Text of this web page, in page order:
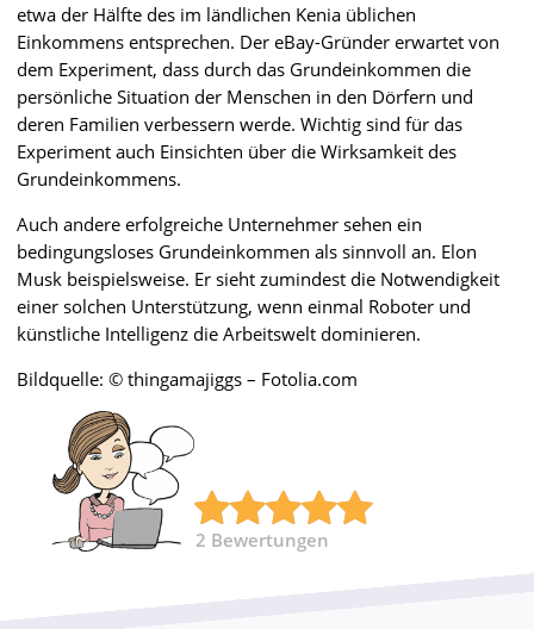
etwa der Hälfte des im ländlichen Kenia üblichen
Einkommens entsprechen. Der eBay-Gründer erwartet von
dem Experiment, dass durch das Grundeinkommen die
persönliche Situation der Menschen in den Dörfern und
deren Familien verbessern werde. Wichtig sind für das
Experiment auch Einsichten über die Wirksamkeit des
Grundeinkommens.
Auch andere erfolgreiche Unternehmer sehen ein
bedingungsloses Grundeinkommen als sinnvoll an. Elon
Musk beispielsweise. Er sieht zumindest die Notwendigkeit
einer solchen Unterstützung, wenn einmal Roboter und
künstliche Intelligenz die Arbeitswelt dominieren.
Bildquelle: © thingamajiggs – Fotolia.com
2 Bewertungen